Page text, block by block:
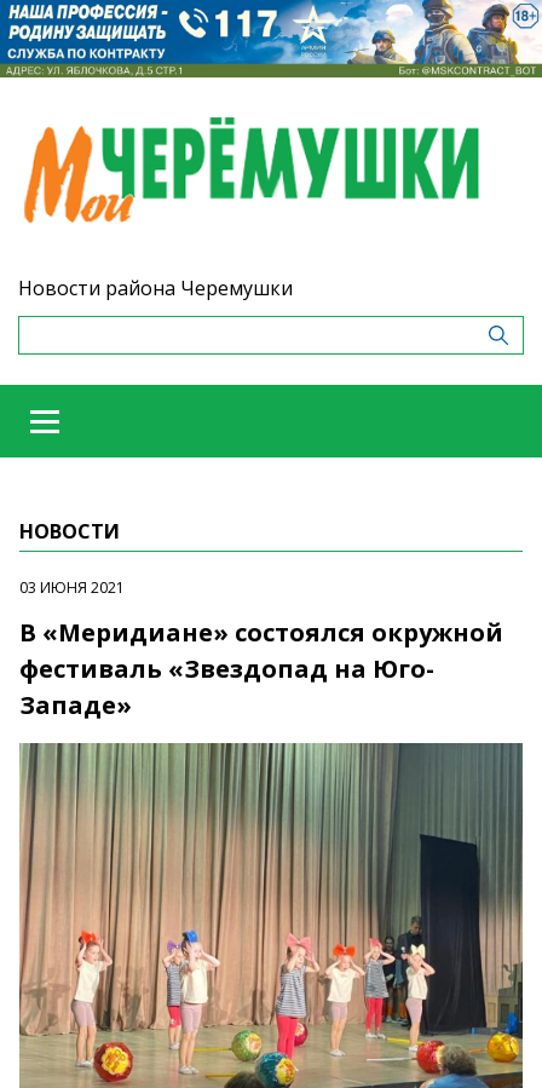
Новости района Черемушки
НОВОСТИ
03 ИЮНЯ 2021
В «Меридиане» состоялся окружной
фестиваль «Звездопад на Юго-
Западе»